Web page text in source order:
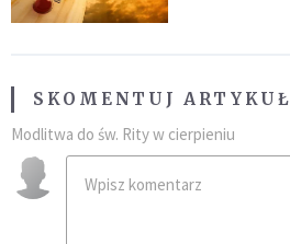
SKOMENTUJ ARTYKUŁ
Modlitwa do św. Rity w cierpieniu